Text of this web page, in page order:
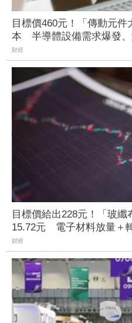
目標價460元！「傳動元件
本 半導體設備需求爆發
財經
目標價給出228元！「玻纖
15.72元 電子材料放量＋
財經